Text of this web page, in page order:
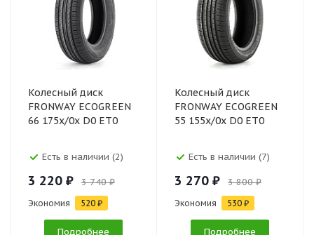
Колесный диск
FRONWAY ECOGREEN
66 175x/0x D0 ET0
Есть в наличии (2)
3 220 ₽ 3 740 ₽
Экономия 520 ₽
Подробнее
Колесный диск
FRONWAY ECOGREEN
55 155x/0x D0 ET0
Есть в наличии (7)
3 270 ₽ 3 800 ₽
Экономия 530 ₽
Подробнее